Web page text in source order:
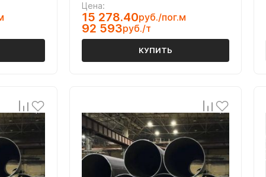
Цена:
15 278.40руб./пог.м
92 593руб./т
КУПИТЬ